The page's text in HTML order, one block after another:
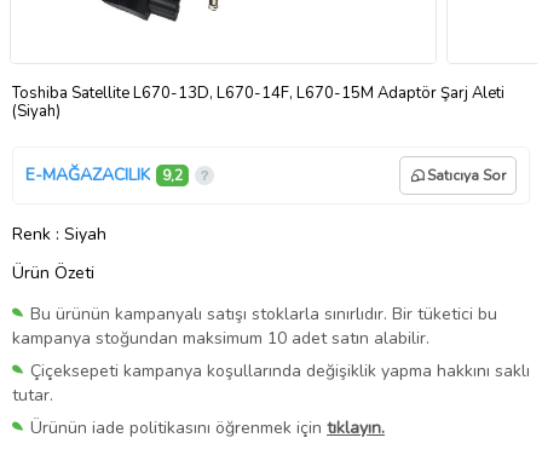
Toshiba Satellite L670-13D, L670-14F, L670-15M Adaptör Şarj Aleti
(Siyah)
E-MAĞAZACILIK 9,2 Satıcıya Sor
Renk : Siyah
Ürün Özeti
Bu ürünün kampanyalı satışı stoklarla sınırlıdır. Bir tüketici bu
kampanya stoğundan maksimum 10 adet satın alabilir.
Çiçeksepeti kampanya koşullarında değişiklik yapma hakkını saklı
tutar.
Ürünün iade politikasını öğrenmek için tıklayın.